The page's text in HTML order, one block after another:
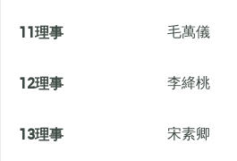
11理事 毛萬儀
12理事 李絳桃
13理事 宋素卿